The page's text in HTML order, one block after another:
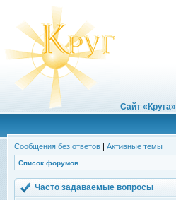
Сайт «Круга»
Сообщения без ответов | Активные темы
Список форумов
Часто задаваемые вопросы